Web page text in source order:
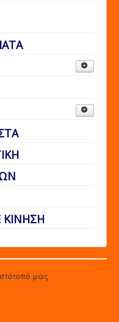
ΚΙΝΗΣΗ
μας